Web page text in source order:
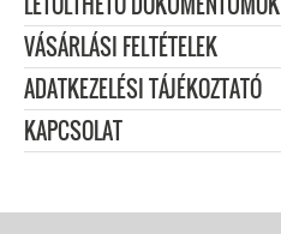
VÁSÁRLÁSI FELTÉTELEK
ADATKEZELÉSI TÁJÉKOZTATÓ
KAPCSOLAT